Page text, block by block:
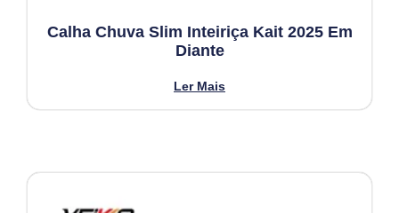
Calha Chuva Slim Inteiriça Kait 2025 Em
Diante
Ler Mais